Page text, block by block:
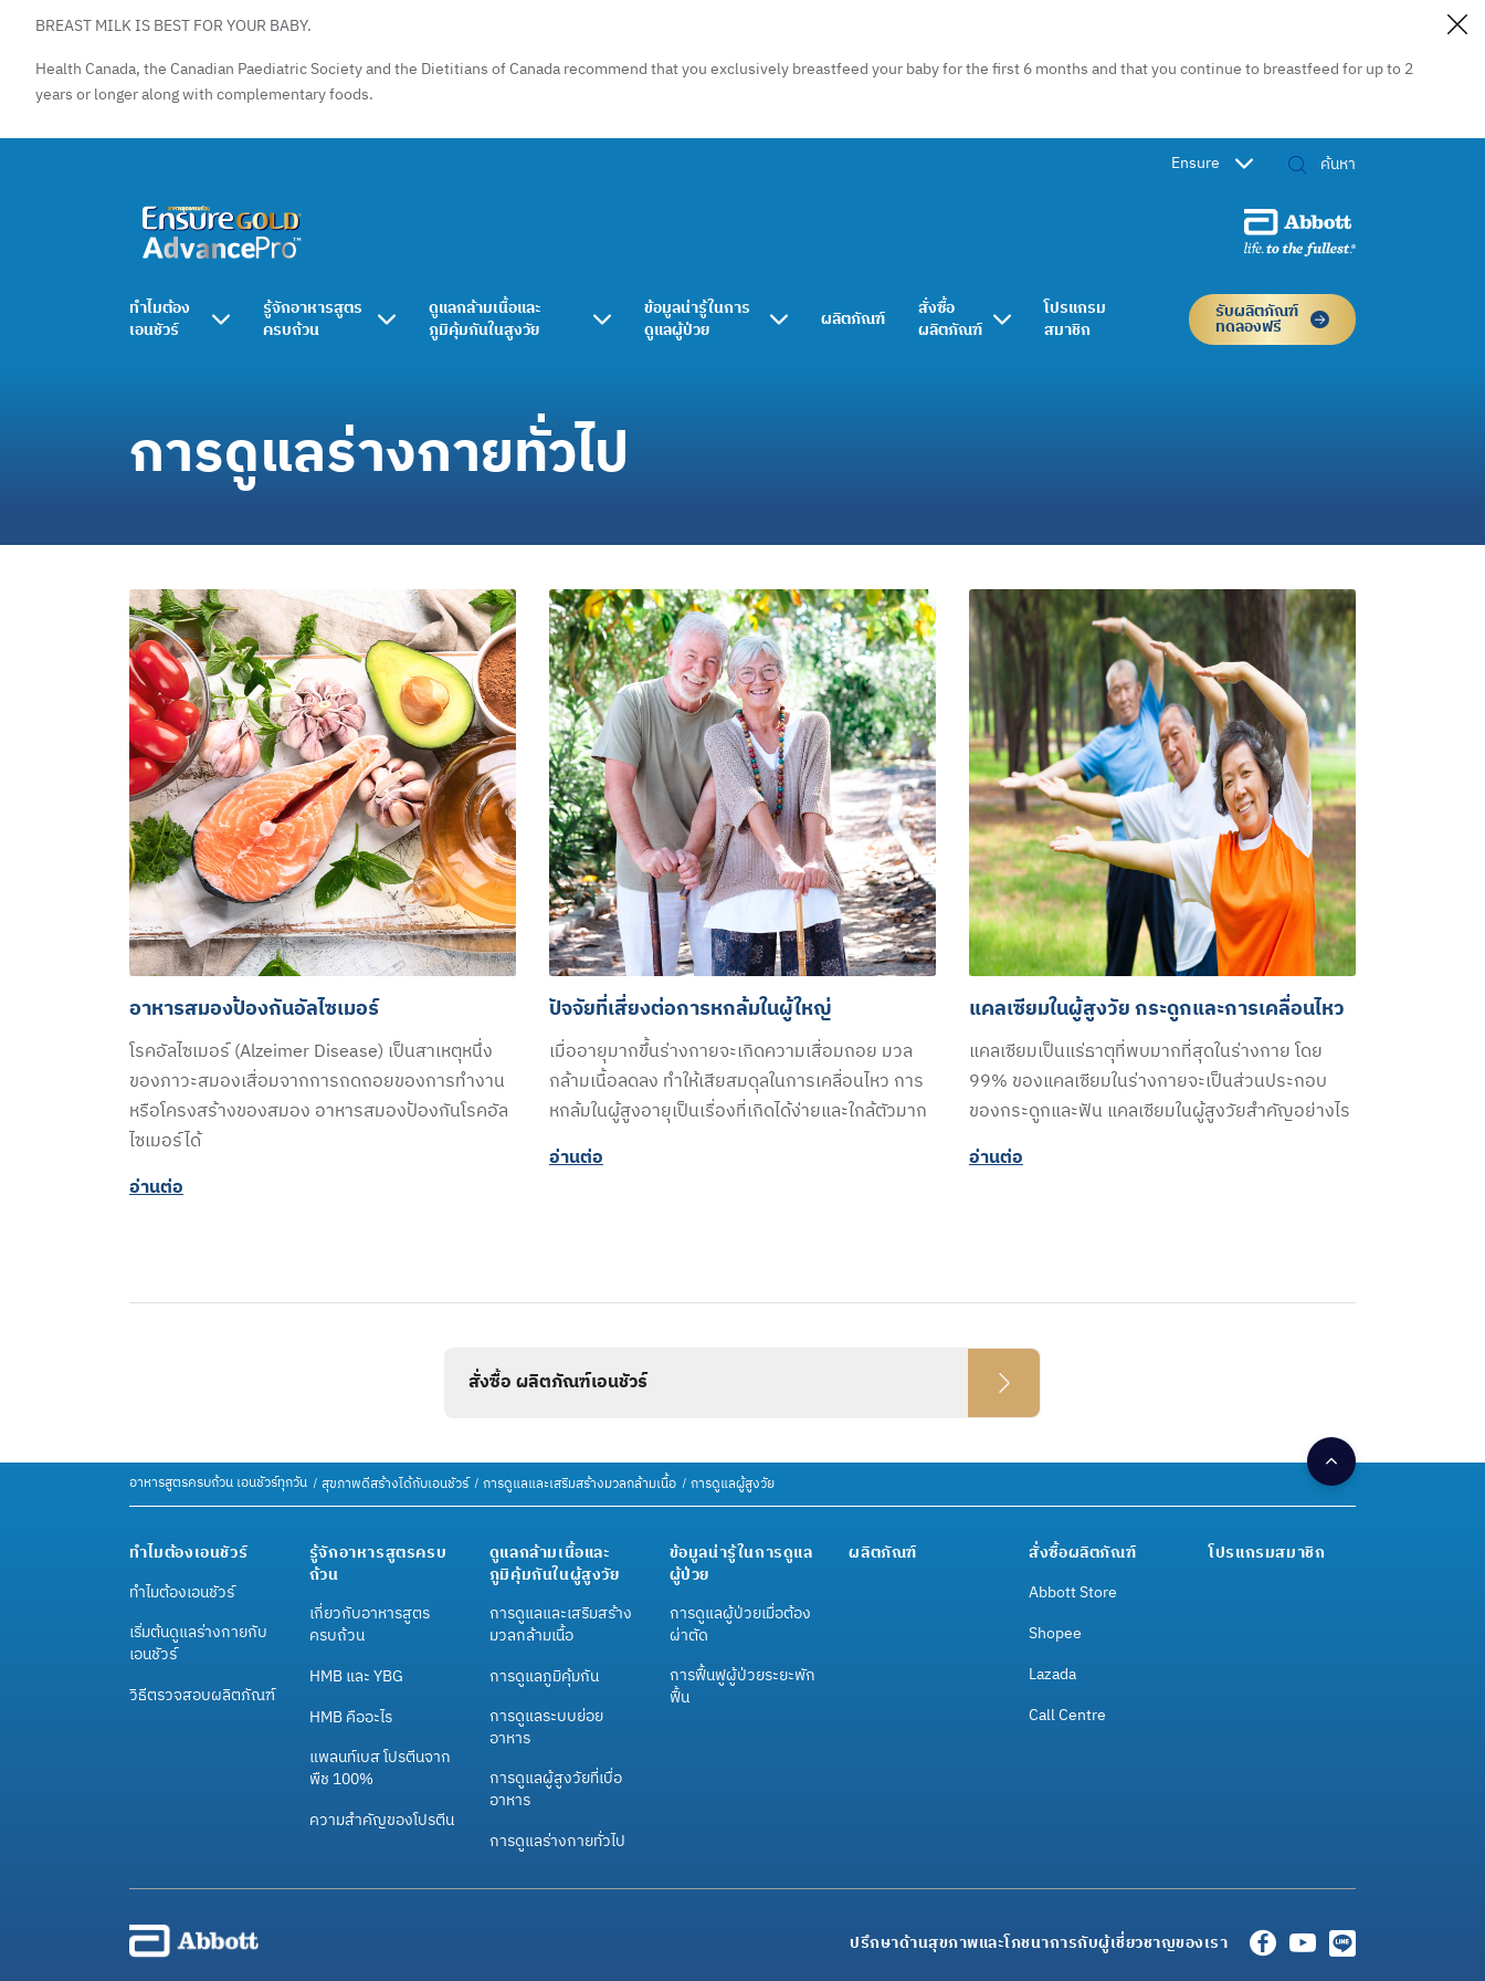
BREAST MILK IS BEST FOR YOUR BABY.
Health Canada, the Canadian Paediatric Society and the Dietitians of Canada recommend that you exclusively breastfeed your baby for the first 6 months and that you continue to breastfeed for up to 2
years or longer along with complementary foods.
Ensure
ทำไมต้อง
เอนชัวร์
รู้จักอาหารสูตร
ครบถ้วน
ดูแลกล้ามเนื้อและ
ภูมิคุ้มกันในสูงวัย
ข้อมูลน่ารู้ในการ
ดูแลผู้ป่วย
ผลิตภัณฑ์
สั่งซื้อ
ผลิตภัณฑ์
โปรแกรม
สมาชิก
รับผลิตภัณฑ์
ทดลองฟรี
การดูแลร่างกายทั่วไป
อาหารสมองป้องกันอัลไซเมอร์​
โรคอัลไซเมอร์ (Alzeimer Disease) เป็นสาเหตุหนึ่ง
ของภาวะสมองเสื่อมจากการถดถอยของการทำงาน
หรือโครงสร้างของสมอง อาหารสมองป้องกันโรคอัล
ไซเมอร์ได้
อ่านต่อ​
ปัจจัยที่เสี่ยงต่อการหกล้มในผู้ใหญ่
เมื่ออายุมากขึ้นร่างกายจะเกิดความเสื่อมถอย มวล
กล้ามเนื้อลดลง ทำให้เสียสมดุลในการเคลื่อนไหว การ
หกล้มในผู้สูงอายุเป็นเรื่องที่เกิดได้ง่ายและใกล้ตัวมาก
อ่านต่อ​
แคลเซียมในผู้สูงวัย กระดูกและการเคลื่อนไหว
แคลเซียมเป็นแร่ธาตุที่พบมากที่สุดในร่างกาย โดย
99% ของแคลเซียมในร่างกายจะเป็นส่วนประกอบ
ของกระดูกและฟัน แคลเซียมในผู้สูงวัยสำคัญอย่างไร
อ่านต่อ
สั่งซื้อ ผลิตภัณฑ์เอนชัวร์
อาหารสูตรครบถ้วน เอนชัวร์ทุกวัน สุขภาพดีสร้างได้กับเอนชัวร์ การดูแลและเสริมสร้างมวลกล้ามเนื้อ การดูแลผู้สูงวัย
ทำไมต้องเอนชัวร์
ทำไมต้องเอนชัวร์
เริ่มต้นดูแลร่างกายกับ
เอนชัวร์
วิธีตรวจสอบผลิตภัณฑ์
รู้จักอาหารสูตรครบ
ถ้วน
เกี่ยวกับอาหารสูตร
ครบถ้วน
HMB และ YBG
HMB คืออะไร
แพลนท์เบส โปรตีนจาก
พืช 100%
ความสำคัญของโปรตีน
ดูแลกล้ามเนื้อและ
ภูมิคุ้มกันในผู้สูงวัย
การดูแลและเสริมสร้าง
มวลกล้ามเนื้อ
การดูแลภูมิคุ้มกัน
การดูแลระบบย่อย
อาหาร
การดูแลผู้สูงวัยที่เบื่อ
อาหาร
การดูแลร่างกายทั่วไป
ข้อมูลน่ารู้ในการดูแล
ผู้ป่วย
การดูแลผู้ป่วยเมื่อต้อง
ผ่าตัด
การฟื้นฟูผู้ป่วยระยะพัก
ฟื้น
ผลิตภัณฑ์
สั่งซื้อผลิตภัณฑ์
Abbott Store
Shopee
Lazada
Call Centre
โปรแกรมสมาชิก
ปรึกษาด้านสุขภาพและโภชนาการกับผู้เชี่ยวชาญของเรา